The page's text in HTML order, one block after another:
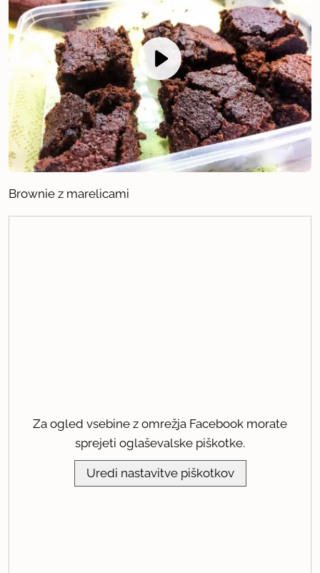
Brownie z marelicami
Za ogled vsebine z omrežja Facebook morate
sprejeti oglaševalske piškotke.
Uredi nastavitve piškotkov